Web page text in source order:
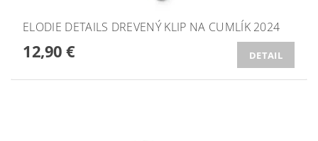
ELODIE DETAILS DREVENÝ KLIP NA CUMLÍK 2024
12,90 € DETAIL